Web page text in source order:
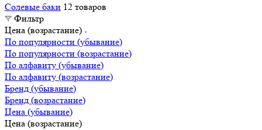
Солевые баки 12 товаров
Фильтр
Цена (возрастание)
По популярности (убывание)
По популярности (возрастание)
По алфавиту (убывание)
По алфавиту (возрастание)
Бренд (убывание)
Бренд (возрастание)
Цена (убывание)
Цена (возрастание)